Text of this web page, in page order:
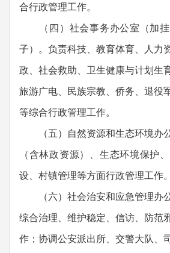
合行政管理工作。
（四）社会事务办公室（加挂
子）。负责科技、教育体育、人力
政、社会救助、卫生健康与计划生
旅游广电、民族宗教、侨务、退役
等综合行政管理工作。
（五）自然资源和生态环境办
（含林政资源）、生态环境保护
设、村镇管理等方面行政管理工作。
（六）社会治安和应急管理办
综合治理、维护稳定、信访、防范
作；协调公安派出所、交警大队、